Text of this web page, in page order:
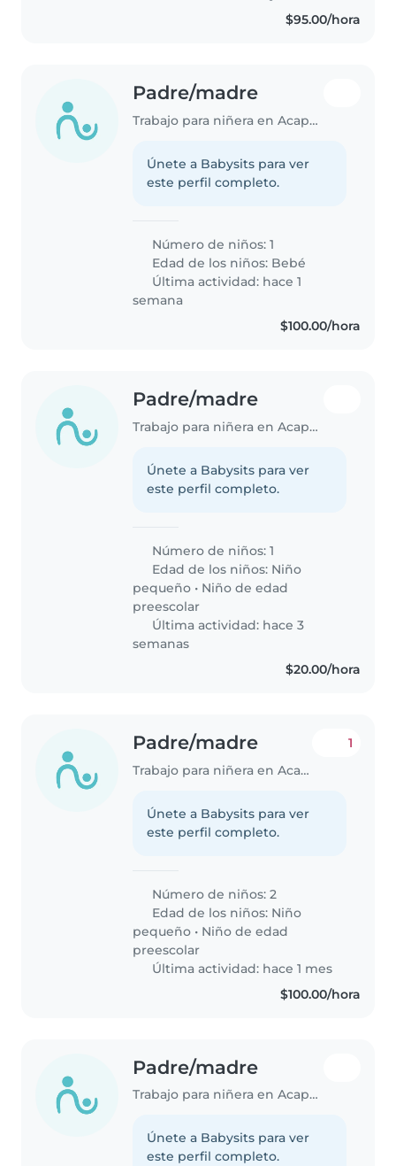
$95.00/hora
Padre/madre
Trabajo para niñera en Acapulco
Únete a Babysits para ver
este perfil completo.
Número de niños: 1
Edad de los niños: Bebé
Última actividad: hace 1
semana
$100.00/hora
Padre/madre
Trabajo para niñera en Acapulco
Únete a Babysits para ver
este perfil completo.
Número de niños: 1
Edad de los niños: Niño
pequeño • Niño de edad
preescolar
Última actividad: hace 3
semanas
$20.00/hora
Padre/madre
Trabajo para niñera en Acapulco
1
Únete a Babysits para ver
este perfil completo.
Número de niños: 2
Edad de los niños: Niño
pequeño • Niño de edad
preescolar
Última actividad: hace 1 mes
$100.00/hora
Padre/madre
Trabajo para niñera en Acapulco
Únete a Babysits para ver
este perfil completo.